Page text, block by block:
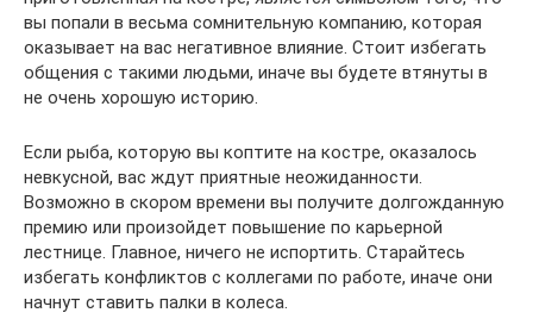
вы попали в весьма сомнительную компанию, которая
оказывает на вас негативное влияние. Стоит избегать
общения с такими людьми, иначе вы будете втянуты в
не очень хорошую историю.
Если рыба, которую вы коптите на костре, оказалось
невкусной, вас ждут приятные неожиданности.
Возможно в скором времени вы получите долгожданную
премию или произойдет повышение по карьерной
лестнице. Главное, ничего не испортить. Старайтесь
избегать конфликтов с коллегами по работе, иначе они
начнут ставить палки в колеса.